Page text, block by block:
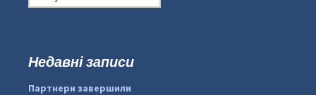
#PipIvanToday
pimrec_project
о
:Недавні записи
Партнери завершили